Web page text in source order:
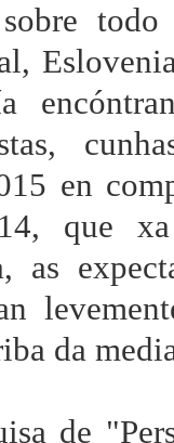
todo
en
que
as
da
de